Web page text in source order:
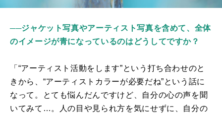
──ジャケット写真やアーティスト写真を含めて、全体
のイメージが青になっているのはどうしてですか？
「“アーティスト活動をします”という打ち合わせのと
きから、“アーティストカラーが必要だね”という話に
なって。とても悩んだんですけど、自分の心の声を聞
いてみて…。人の目や見られ方を気にせずに、自分の